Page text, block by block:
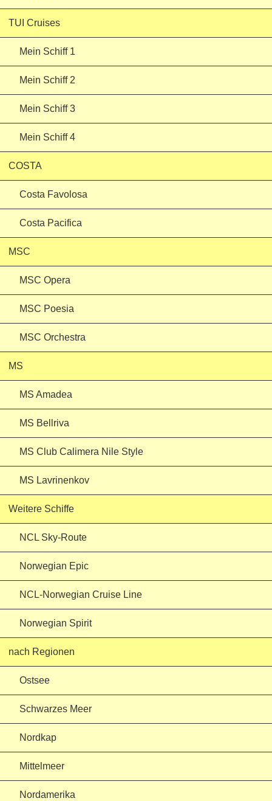
TUI Cruises
Mein Schiff 1
Mein Schiff 2
Mein Schiff 3
Mein Schiff 4
COSTA
Costa Favolosa
Costa Pacifica
MSC
MSC Opera
MSC Poesia
MSC Orchestra
MS
MS Amadea
MS Bellriva
MS Club Calimera Nile Style
MS Lavrinenkov
Weitere Schiffe
NCL Sky-Route
Norwegian Epic
NCL-Norwegian Cruise Line
Norwegian Spirit
nach Regionen
Ostsee
Schwarzes Meer
Nordkap
Mittelmeer
Nordamerika